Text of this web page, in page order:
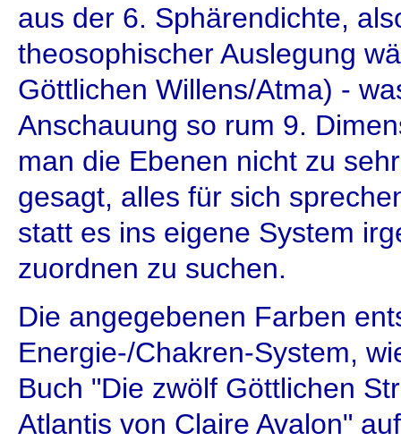
aus der 6. Sphärendichte,
theosophischer Auslegung
Göttlichen Willens/Atma) -
Anschauung so rum 9.
man die Ebenen nicht zu
gesagt, alles für sich
statt es ins eigene System
zuordnen zu suchen.
Die angegebenen Farben
Energie-/Chakren-System,
Buch "Die zwölf Göttlichen
Atlantis von Claire Avalon"